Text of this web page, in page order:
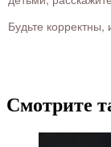
Будьте
Смотрите